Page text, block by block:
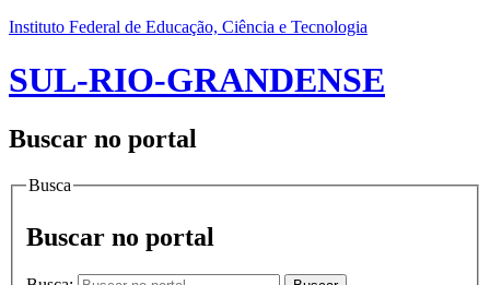
Instituto Federal de Educação, Ciência e Tecnologia
SUL-RIO-GRANDENSE
Buscar no portal
Busca
Buscar no portal